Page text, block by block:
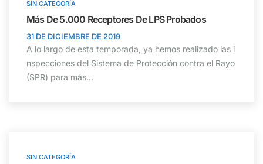
SIN CATEGORÍA
Más De 5.000 Receptores De LPS Probados
31 DE DICIEMBRE DE 2019
A lo largo de esta temporada, ya hemos realizado las i
nspecciones del Sistema de Protección contra el Rayo
(SPR) para más...
SIN CATEGORÍA